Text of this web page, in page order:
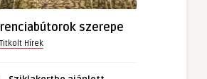
szerepe
Hírek